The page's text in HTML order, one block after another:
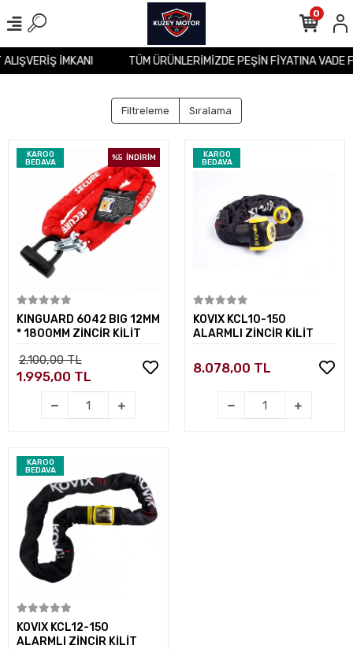
İMKANI TÜM ÜRÜNLERİMİZDE PEŞİN FİYATINA
0
Filtreleme Sıralama
KARGO
BEDAVA
%5 İNDİRİM
Sepete Ekle
KINGUARD 6042 BIG 12MM
* 1800MM ZİNCİR KİLİT
2.100,00 TL
1.995,00 TL
KARGO
BEDAVA
Sepete Ekle
KOVIX KCL10-150
ALARMLI ZİNCİR KİLİT
8.078,00 TL
KARGO
BEDAVA
Sepete Ekle
KOVIX KCL12-150
ALARMLI ZİNCİR KİLİT